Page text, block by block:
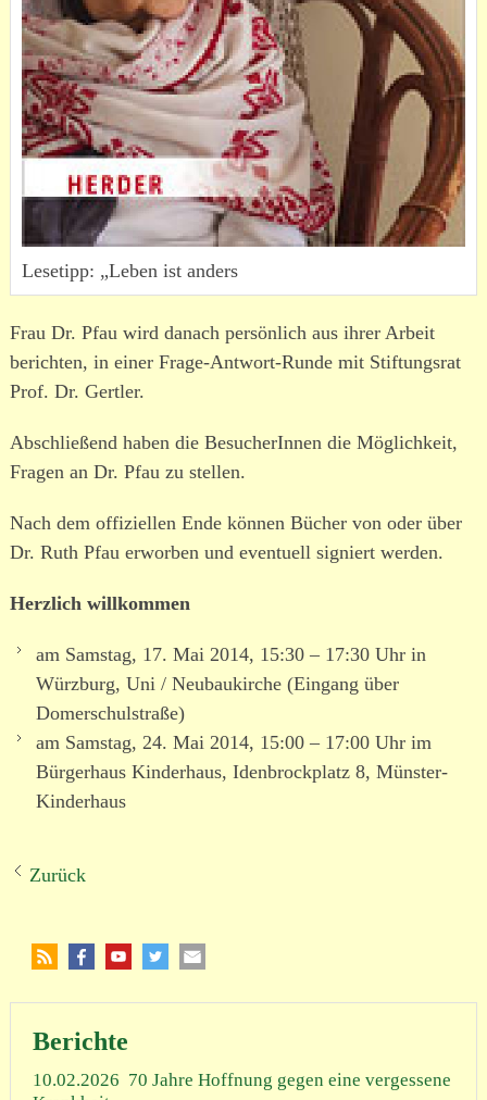
Lesetipp: „Leben ist anders
Frau Dr. Pfau wird danach persönlich aus ihrer Arbeit
berichten, in einer Frage-Antwort-Runde mit Stiftungsrat
Prof. Dr. Gertler.
Abschließend haben die BesucherInnen die Möglichkeit,
Fragen an Dr. Pfau zu stellen.
Nach dem offi­zi­ellen Ende können Bücher von oder über
Dr. Ruth Pfau erworben und even­tuell signiert werden.
Herzlich willkommen
am Samstag, 17. Mai 2014, 15:30 – 17:30 Uhr in
Würzburg, Uni / Neubaukirche (Eingang über
Domerschulstraße)
am Samstag, 24. Mai 2014, 15:00 – 17:00 Uhr im
Bürgerhaus Kinderhaus, Idenbrockplatz 8, Münster-
Kinderhaus
Zurück
Berichte
10.02.2026 70 Jahre Hoffnung gegen eine vergessene